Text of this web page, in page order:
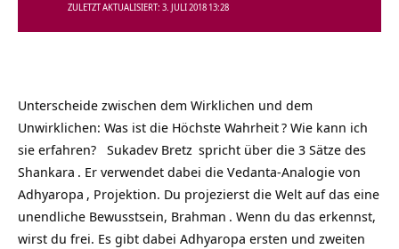
ZULETZT AKTUALISIERT: 3. JULI 2018 13:28
Unterscheide zwischen dem Wirklichen und dem
Unwirklichen: Was ist die Höchste Wahrheit? Wie kann ich
sie erfahren? Sukadev Bretz spricht über die 3 Sätze des
Shankara . Er verwendet dabei die Vedanta-Analogie von
Adhyaropa , Projektion. Du projezierst die Welt auf das eine
unendliche Bewusstsein, Brahman . Wenn du das erkennst,
wirst du frei. Es gibt dabei Adhyaropa ersten und zweiten